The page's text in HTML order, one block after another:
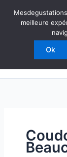
Dégustations,
Rechercher
meilleure
Ok